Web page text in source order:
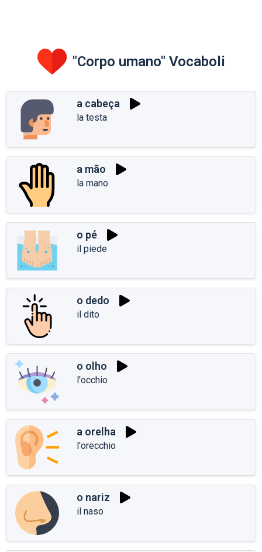
"Corpo umano" Vocaboli
a cabeça
la testa
a mão
la mano
o pé
il piede
o dedo
il dito
o olho
l'occhio
a orelha
l'orecchio
o nariz
il naso